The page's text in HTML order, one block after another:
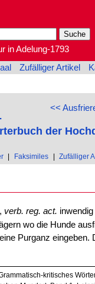
in Adelung-1793
Zufälliger Artikel
<<
der
Faksimiles Zufälliger
verb. reg. act.
wo die Hunde
Purganz eingeben.
kritisches